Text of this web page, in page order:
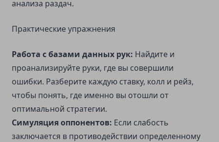
анализа раздач.
Практические упражнения
Работа с базами данных рук: Найдите и
проанализируйте руки, где вы совершили
ошибки. Разберите каждую ставку, колл и рейз,
чтобы понять, где именно вы отошли от
оптимальной стратегии.
Симуляция оппонентов: Если слабость
заключается в противодействии определенному